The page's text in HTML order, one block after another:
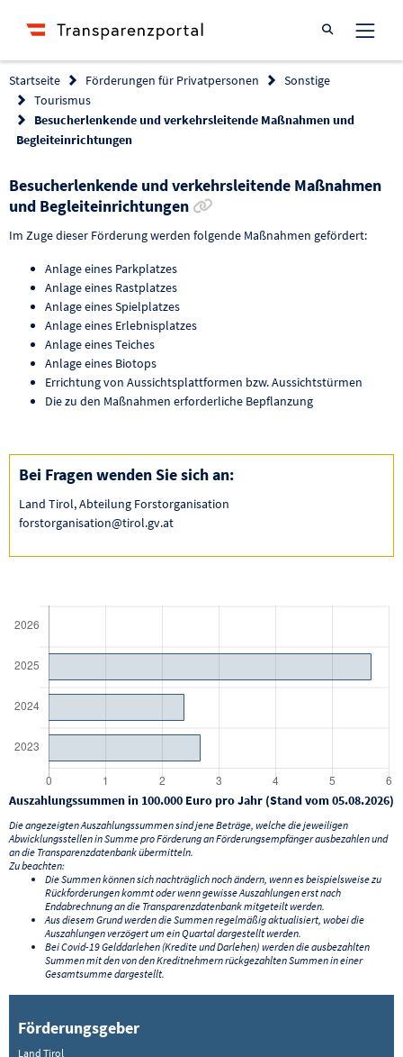
Suche öffnen
Startseite Förderungen für Privatpersonen
Sonstige
Tourismus
Besucherlenkende und verkehrsleitende Maßnahmen und
Begleiteinrichtungen
Besucherlenkende und verkehrsleitende Maßnahmen
und Begleiteinrichtungen
Im Zuge dieser Förderung werden folgende Maßnahmen gefördert:
Anlage eines Parkplatzes
Anlage eines Rastplatzes
Anlage eines Spielplatzes
Anlage eines Erlebnisplatzes
Anlage eines Teiches
Anlage eines Biotops
Errichtung von Aussichtsplattformen bzw. Aussichtstürmen
Die zu den Maßnahmen erforderliche Bepflanzung
Bei Fragen wenden Sie sich an:
Land Tirol, Abteilung Forstorganisation
forstorganisation@tirol.gv.at
Auszahlungssummen in 100.000 Euro pro Jahr (Stand vom 05.08.2026)
Die angezeigten Auszahlungssummen sind jene Beträge, welche die jeweiligen
Abwicklungsstellen in Summe pro Förderung an Förderungsempfänger ausbezahlen und
an die Transparenzdatenbank übermitteln.
Zu beachten:
Die Summen können sich nachträglich noch ändern, wenn es beispielsweise zu
Rückforderungen kommt oder wenn gewisse Auszahlungen erst nach
Endabrechnung an die Transparenzdatenbank mitgeteilt werden.
Aus diesem Grund werden die Summen regelmäßig aktualisiert, wobei die
Auszahlungen verzögert um ein Quartal dargestellt werden.
Bei Covid-19 Gelddarlehen (Kredite und Darlehen) werden die ausbezahlten
Summen mit den von den Kreditnehmern rückgezahlten Summen in einer
Gesamtsumme dargestellt.
Förderungsgeber
Land Tirol